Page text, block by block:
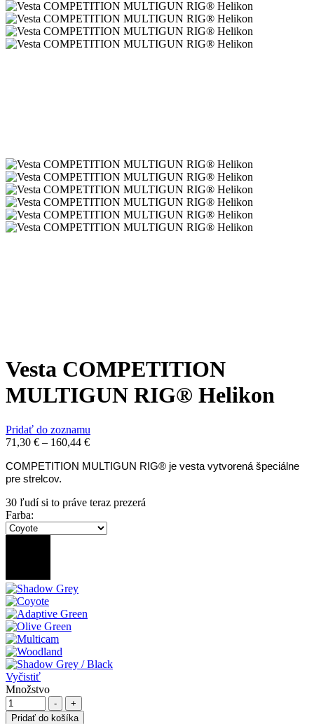
Vesta COMPETITION
MULTIGUN RIG® Helikon
Pridať do zoznamu
71,30 € – 160,44 €
COMPETITION MULTIGUN RIG® je vesta vytvorená špeciálne
pre strelcov.
30 ľudí si to práve teraz prezerá
Farba:
Vyčistiť
Množstvo
-
+
Pridať do košíka